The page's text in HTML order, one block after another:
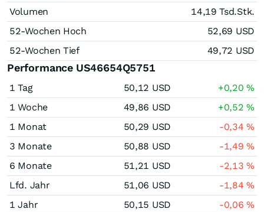
Volumen
14,19 Tsd.Stk.
52-Wochen Hoch
52,69 USD
52-Wochen Tief
49,72 USD
Performance US46654Q5751
1 Tag 50,12 USD +0,20%
1 Woche
49,86 USD +0,52%
1 Monat
50,29 USD -0,34%
3 Monate
50,88 USD -1,49%
6 Monate
51,21 USD -2,13%
Lfd. Jahr
51,06 USD -1,84%
1 Jahr
50,15 USD -0,06%